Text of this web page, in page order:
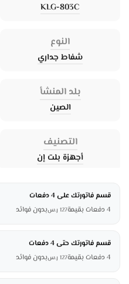
KLG-803C
النوع
شفاط جداري
بلد المنشأ
الصين
التصنيف
أجهزة بلت إن
قسم فاتورتك على 4 دفعات
4 دفعات بقيمة
127 ر.سبدون فوائد
قسم فاتورتك حتى 4 دفعات
4 دفعات بقيمة
127 ر.سبدون فوائد